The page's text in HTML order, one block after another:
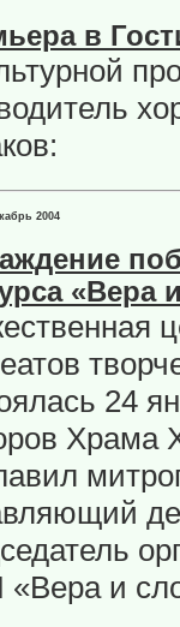
в
2004
«Вера
24
Храма
и